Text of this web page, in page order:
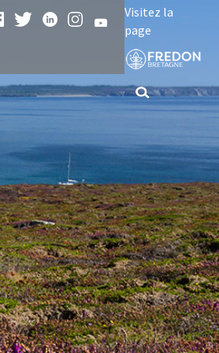
Visitez la
page